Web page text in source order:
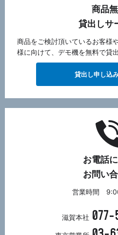
商品
貸出しサ
商品をご検討頂いているお客様
様に向けて、デモ機を無料で貸
貸出し申し込
お電話
お問い
営業時間
滋賀本社 077-